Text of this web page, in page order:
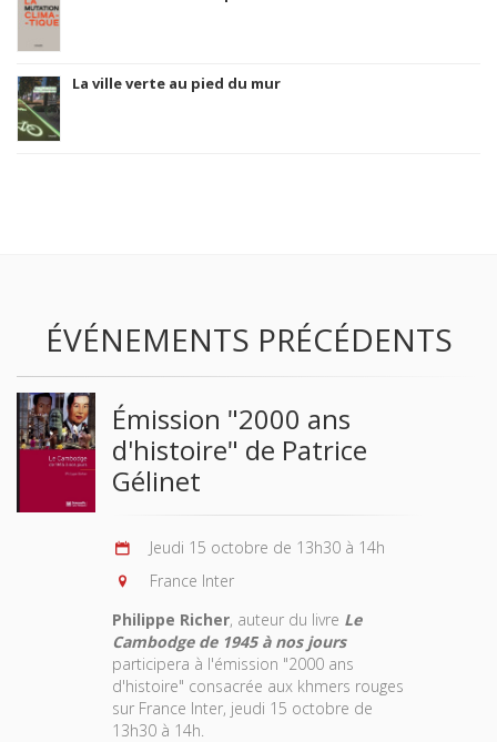
La ville verte au pied du mur
ÉVÉNEMENTS PRÉCÉDENTS
Émission "2000 ans
d'histoire" de Patrice
Gélinet
Jeudi 15 octobre de 13h30 à 14h
France Inter
Philippe Richer, auteur du livre Le
Cambodge de 1945 à nos jours
participera à l'émission "2000 ans
d'histoire" consacrée aux khmers rouges
sur France Inter, jeudi 15 octobre de
13h30 à 14h.